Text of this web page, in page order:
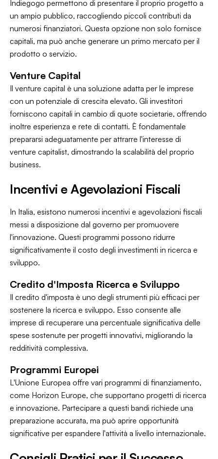
Indiegogo permettono di presentare il proprio progetto a
un ampio pubblico, raccogliendo piccoli contributi da
numerosi finanziatori. Questa opzione non solo fornisce
capitali, ma può anche generare un primo mercato per il
prodotto o servizio.
Venture Capital
Il venture capital è una soluzione adatta per le imprese
con un potenziale di crescita elevato. Gli investitori
forniscono capitali in cambio di quote societarie, offrendo
inoltre esperienza e rete di contatti. È fondamentale
prepararsi adeguatamente per attrarre l'interesse di
venture capitalist, dimostrando la scalabilità del proprio
business.
Incentivi e Agevolazioni Fiscali
In Italia, esistono numerosi incentivi e agevolazioni fiscali
messi a disposizione dal governo per promuovere
l'innovazione. Questi programmi possono ridurre
significativamente il costo degli investimenti in ricerca e
sviluppo.
Credito d'Imposta Ricerca e Sviluppo
Il credito d'imposta è uno degli strumenti più efficaci per
sostenere la ricerca e sviluppo. Esso consente alle
imprese di recuperare una percentuale significativa delle
spese sostenute per progetti innovativi, migliorando la
redditività complessiva.
Programmi Europei
L'Unione Europea offre vari programmi di finanziamento,
come Horizon Europe, che supportano progetti di ricerca
e innovazione. Partecipare a questi bandi richiede una
preparazione accurata, ma può aprire opportunità
significative per espandere l'attività a livello internazionale.